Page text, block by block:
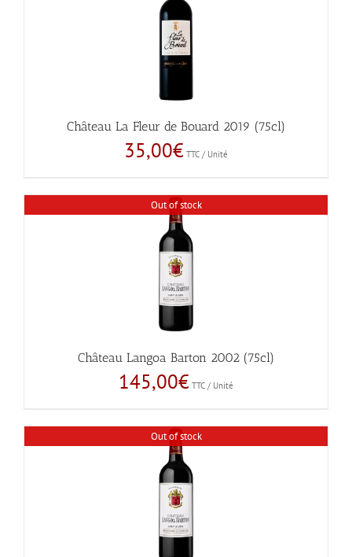
Château La Fleur de Bouard 2019 (75cl)
35,00€ TTC / Unité
Out of stock
Château Langoa Barton 2002 (75cl)
145,00€ TTC / Unité
Out of stock